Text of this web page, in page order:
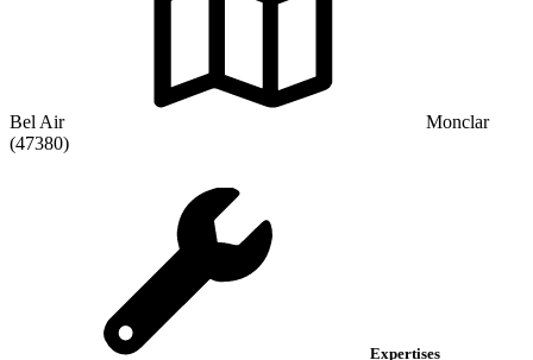
Bel Air
Monclar
(47380)
Expertises